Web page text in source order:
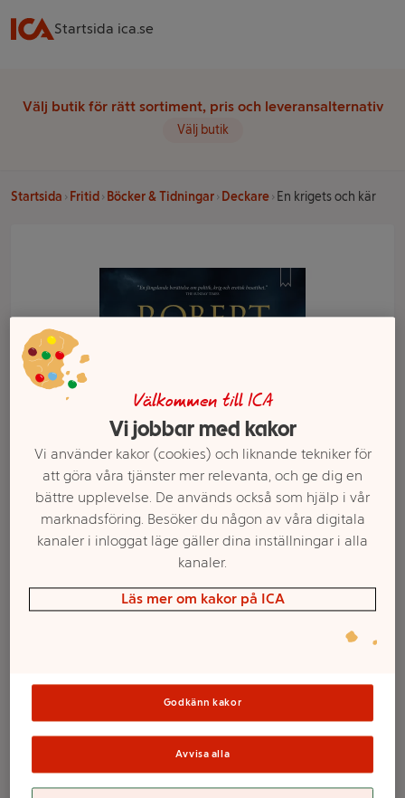
Startsida ica.se
Välj butik för rätt sortiment, pris och leveransalternativ
Välj butik
Startsida Fritid Böcker & Tidningar Deckare En krigets och kär
En krigets och kär
Välkommen till ICA
Vi jobbar med kakor
Vi använder kakor (cookies) och liknande tekniker för
att göra våra tjänster mer relevanta, och ge dig en
bättre upplevelse. De används också som hjälp i vår
marknadsföring. Besöker du någon av våra digitala
kanaler i inloggat läge gäller dina inställningar i alla
kanaler.
Läs mer om kakor på ICA
Godkänn kakor
Avvisa alla